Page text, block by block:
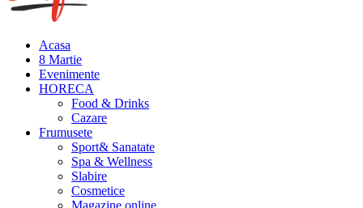
Acasa
8 Martie
Evenimente
HORECA
Food & Drinks
Cazare
Frumusete
Sport& Sanatate
Spa & Wellness
Slabire
Cosmetice
Magazine online